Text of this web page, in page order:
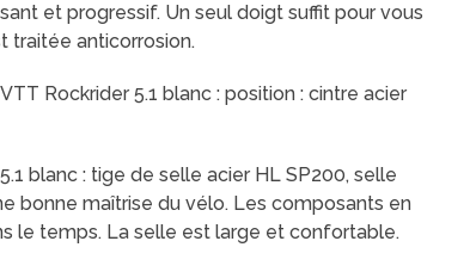
et progressif. Un seul doigt suffit pour vous
traitée anticorrosion.
Rockrider 5.1 blanc : position : cintre acier
blanc : tige de selle acier HL SP200, selle
bonne maîtrise du vélo. Les composants en
le temps. La selle est large et confortable.